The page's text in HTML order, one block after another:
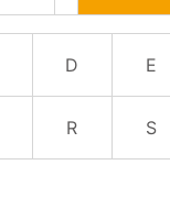
D E
R S